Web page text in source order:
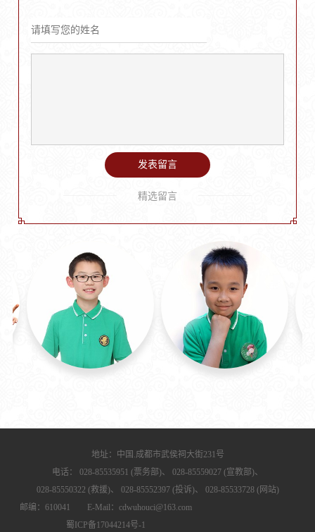
发表留言
精选留言
地址：中国.成都市武侯祠大街231号
电话：
028-85535951 (票务部)、
028-85559027 (宣教部)、
028-85550322 (救援)、
028-85552397 (投诉)、
028-85533728 (网站)
邮编：610041 E-Mail：cdwuhouci@163.com
蜀ICP备17044214号-1